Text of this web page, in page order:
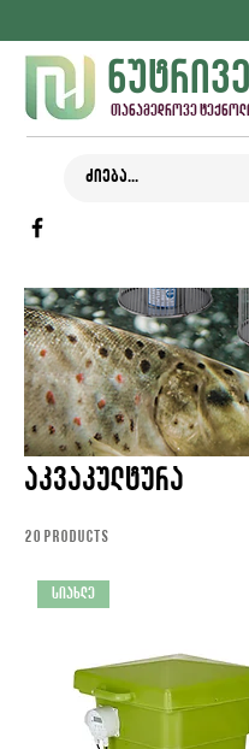
თანამედროვე
აკვაკულტურა
20 products
სიახლე